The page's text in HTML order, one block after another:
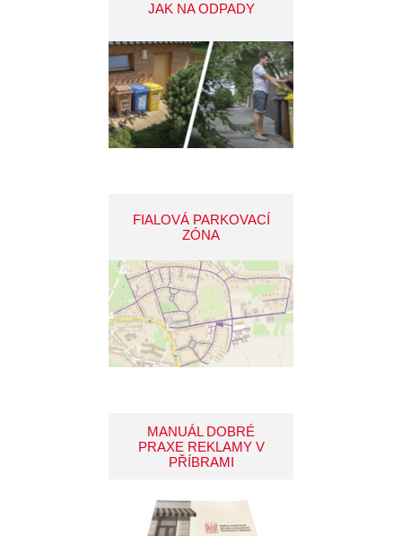
JAK NA ODPADY
FIALOVÁ PARKOVACÍ
ZÓNA
MANUÁL DOBRÉ
PRAXE REKLAMY V
PŘÍBRAMI